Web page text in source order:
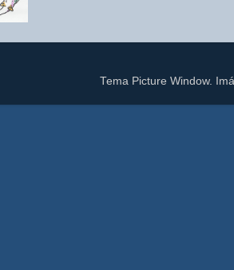
Tema Picture Window.